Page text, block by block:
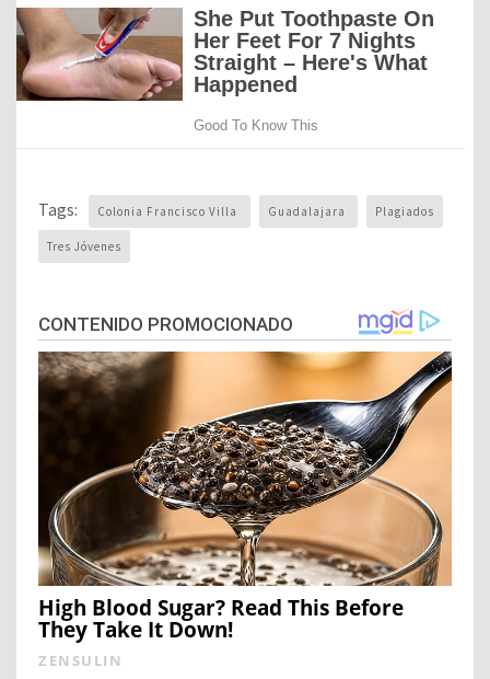
Tags: Colonia Francisco Villa Guadalajara Plagiados
Tres Jóvenes
CONTENIDO PROMOCIONADO
High Blood Sugar? Read This Before
They Take It Down!
ZENSULIN